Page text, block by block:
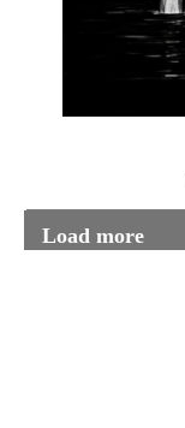
Load more